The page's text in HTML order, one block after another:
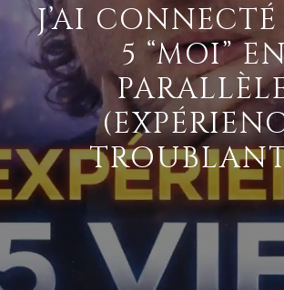
J’AI
5 “MOI” EN